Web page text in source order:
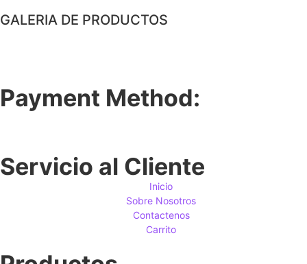
GALERIA DE PRODUCTOS
Payment Method:
Servicio al Cliente
Inicio
Sobre Nosotros
Contactenos
Carrito